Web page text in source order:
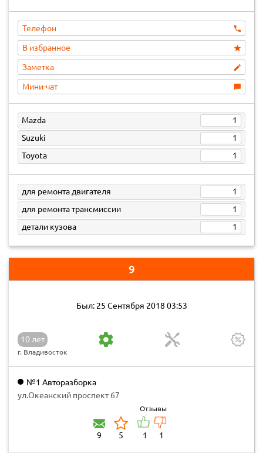
Телефон
В избранное
Заметка
Мини-чат
Mazda
1
Suzuki
1
Toyota
1
для ремонта двигателя
1
для ремонта трансмиссии
1
детали кузова
1
9
Был: 25 Сентября 2018 03:53
10 лет
г. Владивосток
№1 Авторазборка
ул.Океанский проспект 67
9 5
Отзывы
1 1